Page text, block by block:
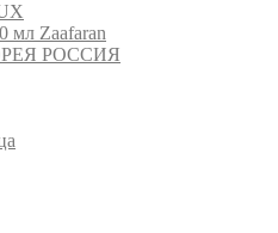
мл Zaafaran
РОССИЯ